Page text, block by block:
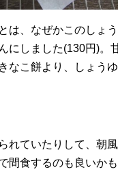
は、なぜかこのしょ
にしました(130円)。
なこ餅より、しょう
れていたりして、朝
間食するのも良いかも